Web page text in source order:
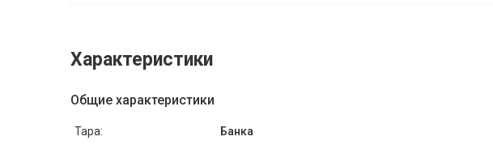
Характеристики
Общие характеристики
Тара: Банка